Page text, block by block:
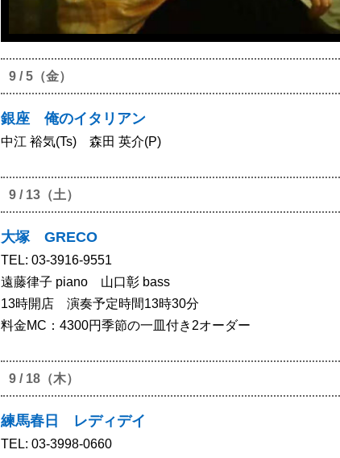
9 / 5（金）
銀座 俺のイタリアン
中江 裕気(Ts) 森田 英介(P)
9 / 13（土）
大塚 GRECO
TEL: 03-3916-9551
遠藤律子 piano 山口彰 bass
13時開店 演奏予定時間13時30分
料金MC：4300円季節の一皿付き2オーダー
9 / 18（木）
練馬春日 レディデイ
TEL: 03-3998-0660